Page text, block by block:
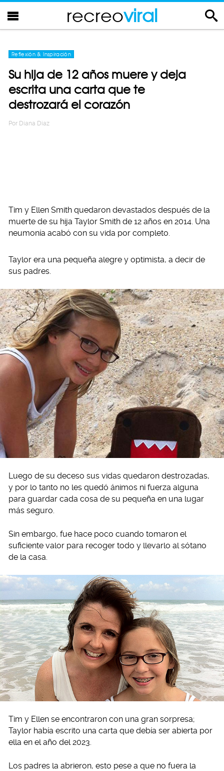
recreoviral
Reflexión & Inspiración
Su hija de 12 años muere y deja
escrita una carta que te
destrozará el corazón
Por Diana Diaz
Tim y Ellen Smith quedaron devastados después de la
muerte de su hija Taylor Smith de 12 años en 2014. Una
neumonía acabó con su vida por completo.
Taylor era una pequeña alegre y optimista, a decir de
sus padres.
Luego de su deceso sus vidas quedaron destrozadas,
y por lo tanto no les quedó ánimos ni fuerza alguna
para guardar cada cosa de su pequeña en una lugar
más seguro.
Sin embargo, fue hace poco cuando tomaron el
suficiente valor para recoger todo y llevarlo al sótano
de la casa.
Tim y Ellen se encontraron con una gran sorpresa;
Taylor había escrito una carta que debía ser abierta por
ella en el año del 2023.
Los padres la abrieron, esto pese a que no fuera la